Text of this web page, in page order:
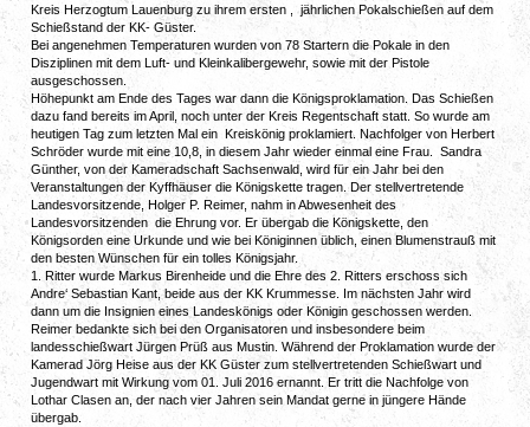
Kreis Herzogtum Lauenburg zu ihrem ersten , jährlichen Pokalschießen auf dem
Schießstand der KK- Güster.
Bei angenehmen Temperaturen wurden von 78 Startern die Pokale in den
Disziplinen mit dem Luft- und Kleinkalibergewehr, sowie mit der Pistole
ausgeschossen.
Höhepunkt am Ende des Tages war dann die Königsproklamation. Das Schießen
dazu fand bereits im April, noch unter der Kreis Regentschaft statt. So wurde am
heutigen Tag zum letzten Mal ein Kreiskönig proklamiert. Nachfolger von Herbert
Schröder wurde mit eine 10,8, in diesem Jahr wieder einmal eine Frau. Sandra
Günther, von der Kameradschaft Sachsenwald, wird für ein Jahr bei den
Veranstaltungen der Kyffhäuser die Königskette tragen. Der stellvertretende
Landesvorsitzende, Holger P. Reimer, nahm in Abwesenheit des
Landesvorsitzenden die Ehrung vor. Er übergab die Königskette, den
Königsorden eine Urkunde und wie bei Königinnen üblich, einen Blumenstrauß mit
den besten Wünschen für ein tolles Königsjahr.
1. Ritter wurde Markus Birenheide und die Ehre des 2. Ritters erschoss sich
Andre‘ Sebastian Kant, beide aus der KK Krummesse. Im nächsten Jahr wird
dann um die Insignien eines Landeskönigs oder Königin geschossen werden.
Reimer bedankte sich bei den Organisatoren und insbesondere beim
landesschießwart Jürgen Prüß aus Mustin. Während der Proklamation wurde der
Kamerad Jörg Heise aus der KK Güster zum stellvertretenden Schießwart und
Jugendwart mit Wirkung vom 01. Juli 2016 ernannt. Er tritt die Nachfolge von
Lothar Clasen an, der nach vier Jahren sein Mandat gerne in jüngere Hände
übergab.